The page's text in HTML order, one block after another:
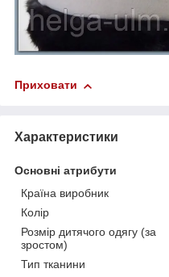
Приховати
Характеристики
Основні атрибути
Країна виробник
Колір
Розмір дитячого одягу (за
зростом)
Тип тканини